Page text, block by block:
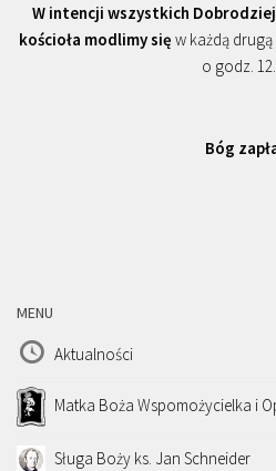
W intencji wszystkich
kościoła modlimy się w każdą drugą
o godz.
Bóg
MENU
Aktualności
Matka Boża Wspomożycielka i
Sługa Boży ks. Jan Schneider